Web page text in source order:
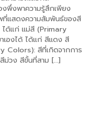
งพึ่งพาความรู้สึกเพียง
ที่แสดงความสัมพันธ์ของสี
ได้แก่ แม่สี (Primary
เองได้ ได้แก่ สีแดง สี
Colors): สีที่เกิดจากการ
ม่วง สีขั้นที่สาม […]